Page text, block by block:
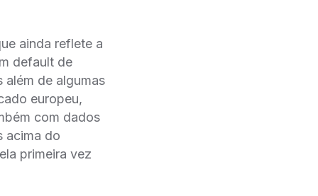
ainda reflete a
default de
de algumas
europeu,
com dados
acima do
primeira vez